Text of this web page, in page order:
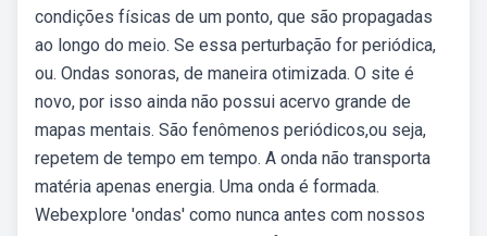
condições físicas de um ponto, que são propagadas
ao longo do meio. Se essa perturbação for periódica,
ou. Ondas sonoras, de maneira otimizada. O site é
novo, por isso ainda não possui acervo grande de
mapas mentais. São fenômenos periódicos,ou seja,
repetem de tempo em tempo. A onda não transporta
matéria apenas energia. Uma onda é formada.
Webexplore 'ondas' como nunca antes com nossos